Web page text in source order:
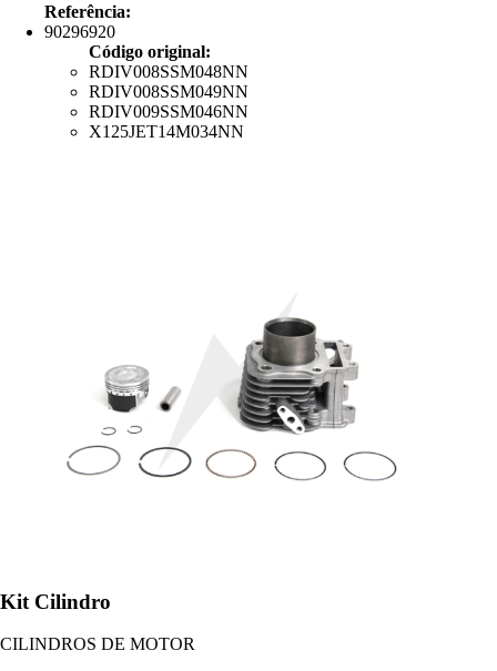
Referência:
90296920
Código original:
RDIV008SSM048NN
RDIV008SSM049NN
RDIV009SSM046NN
X125JET14M034NN
Kit Cilindro
CILINDROS DE MOTOR